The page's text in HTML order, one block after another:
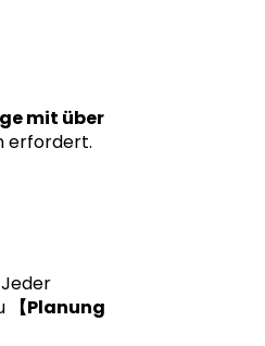
mit über
erfordert.
【Planung